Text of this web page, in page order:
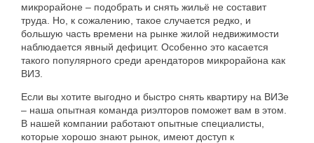
микрорайоне – подобрать и снять жильё не составит
труда
Но к сожалению такое случается редко и
большую часть времени на рынке жилой недвижимости
наблюдается явный дефицит. Особенно это касается
такого популярного среди арендаторов микрорайона как
ВИЗ
Если вы хотите выгодно и быстро снять квартиру на ВИЗе
– наша опытная команда риэлторов поможет вам в этом
В нашей компании работают опытные специалисты
которые хорошо знают рынок имеют доступ к